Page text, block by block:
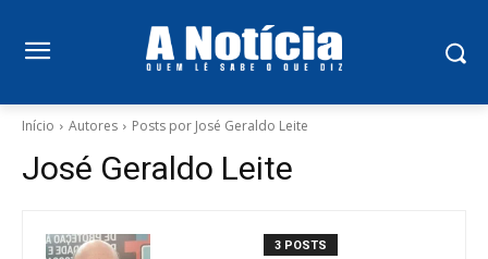
Início Autores Posts por José Geraldo Leite
José Geraldo Leite
3 POSTS